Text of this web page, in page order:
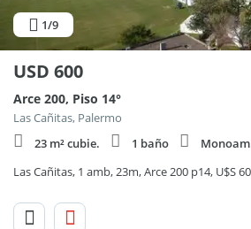
1/9
USD 600
Arce 200, Piso 14°
Las Cañitas, Palermo
23 m² cubie.
1 baño
Las Cañitas, 1 amb, 23m, Arce 200 p14, U$S